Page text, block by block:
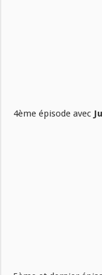
4ème épisode avec